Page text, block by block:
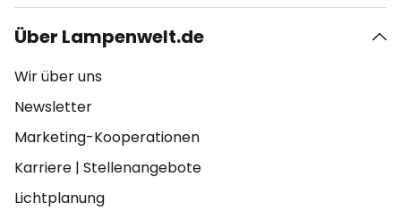
Über Lampenwelt.de
Wir über uns
Newsletter
Marketing-Kooperationen
Karriere | Stellenangebote
Lichtplanung